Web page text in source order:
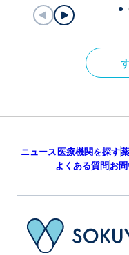
ニュース医療機関を探す
よくある質問お